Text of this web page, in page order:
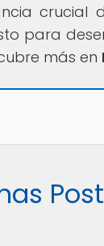
crucial
para
más en